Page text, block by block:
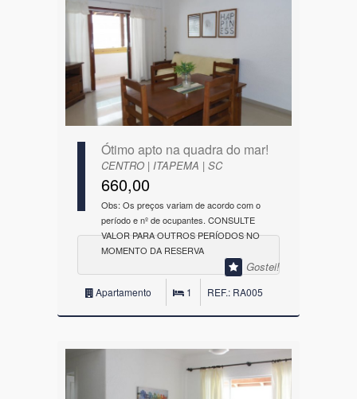
Ótimo apto na quadra do mar!
CENTRO | ITAPEMA | SC
660,00
Obs: Os preços variam de acordo com o
período e nº de ocupantes. CONSULTE
VALOR PARA OUTROS PERÍODOS NO
MOMENTO DA RESERVA
Gostei!
Apartamento 1 REF.: RA005